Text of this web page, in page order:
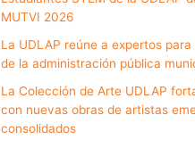
MUTVI 2026
La UDLAP reúne a expertos
de la administración pública
La Colección de Arte UDLAP
con nuevas obras de artistas
consolidados